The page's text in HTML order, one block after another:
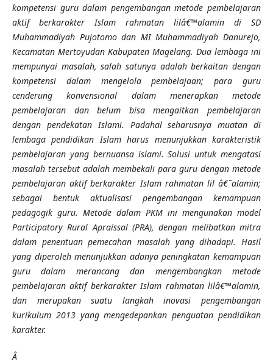
kompetensi guru dalam pengembangan metode pembelajaran
aktif berkarakter Islam rahmatan lilâ€™alamin di SD
Muhammadiyah Pujotomo dan MI Muhammadiyah Danurejo,
Kecamatan Mertoyudan Kabupaten Magelang. Dua lembaga ini
mempunyai masalah, salah satunya adalah berkaitan dengan
kompetensi dalam mengelola pembelajaan; para guru
cenderung konvensional dalam menerapkan metode
pembelajaran dan belum bisa mengaitkan pembelajaran
dengan pendekatan Islami. Padahal seharusnya muatan di
lembaga pendidikan Islam harus menunjukkan karakteristik
pembelajaran yang bernuansa islami. Solusi untuk mengatasi
masalah tersebut adalah membekali para guru dengan metode
pembelajaran aktif berkarakter Islam rahmatan lil â€˜alamin;
sebagai bentuk aktualisasi pengembangan kemampuan
pedagogik guru. Metode dalam PKM ini mengunakan model
Participatory Rural Apraissal (PRA), dengan melibatkan mitra
dalam penentuan pemecahan masalah yang dihadapi. Hasil
yang diperoleh menunjukkan adanya peningkatan kemampuan
guru dalam merancang dan mengembangkan metode
pembelajaran aktif berkarakter Islam rahmatan lilâ€™alamin,
dan merupakan suatu langkah inovasi pengembangan
kurikulum 2013 yang mengedepankan penguatan pendidikan
karakter.
Â